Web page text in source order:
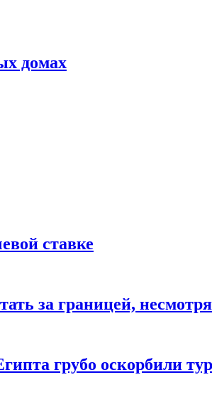
домах
ставке
за границей,
грубо оскорбили